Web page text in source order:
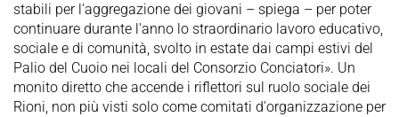
stabili per l'aggregazione dei giovani – spiega – per poter
continuare durante l'anno lo straordinario lavoro educativo,
sociale e di comunità, svolto in estate dai campi estivi del
Palio del Cuoio nei locali del Consorzio Conciatori». Un
monito diretto che accende i riflettori sul ruolo sociale dei
Rioni, non più visti solo come comitati d'organizzazione per